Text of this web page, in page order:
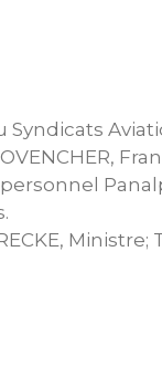
Syndicats
Ministre;